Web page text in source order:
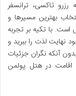
تاکسی، ترانسفر
بهترین مسیرها و
با تکیه بر تجربه
نهایت لذت را ببرید و
آنکه نگران جزئیات
اقامت در هتل پولمن